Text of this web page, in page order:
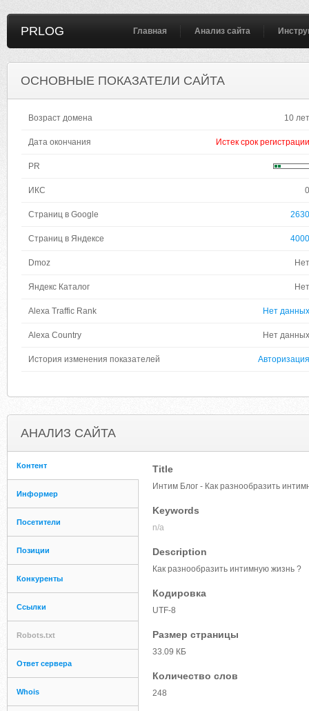
PRLOG Главная Анализ сайта
ОСНОВНЫЕ ПОКАЗАТЕЛИ САЙТА
Возраст домена 10 лет
Дата окончания Истек срок регистрации
PR
ИКС 0
Страниц в Google 2630
Страниц в Яндексе 4000
Dmoz Нет
Яндекс Каталог Нет
Alexa Traffic Rank Нет данных
Alexa Country Нет данных
История изменения показателей Авторизация
АНАЛИЗ САЙТА
Контент
Информер
Посетители
Позиции
Конкуренты
Ссылки
Robots.txt
Ответ сервера
Whois
Title
Интим Блог - Как разнообразить
Keywords
n/a
Description
Как разнообразить интимную жизнь ?
Кодировка
UTF-8
Размер страницы
33.09 КБ
Количество слов
248